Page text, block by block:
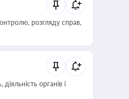
розгляду справ,
органів і